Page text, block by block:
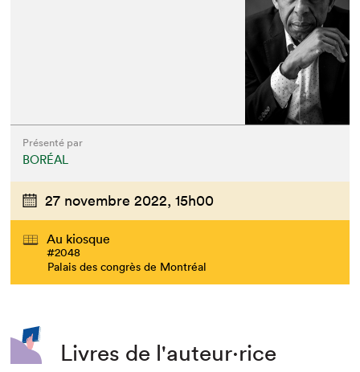
Que cherchez-vous?
Présenté par
BORÉAL
27 novembre 2022, 15h00
Au kiosque
#2048
Palais des congrès de Montréal
Livres de l'auteur·rice